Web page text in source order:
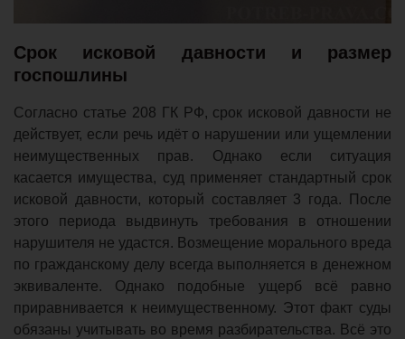
Срок исковой давности и размер
госпошлины
Согласно статье 208 ГК РФ, срок исковой давности не
действует, если речь идёт о нарушении или ущемлении
неимущественных прав. Однако если ситуация
касается имущества, суд применяет стандартный срок
исковой давности, который составляет 3 года. После
этого периода выдвинуть требования в отношении
нарушителя не удастся. Возмещение морального вреда
по гражданскому делу всегда выполняется в денежном
эквиваленте. Однако подобные ущерб всё равно
приравнивается к неимущественному. Этот факт суды
обязаны учитывать во время разбирательства. Всё это